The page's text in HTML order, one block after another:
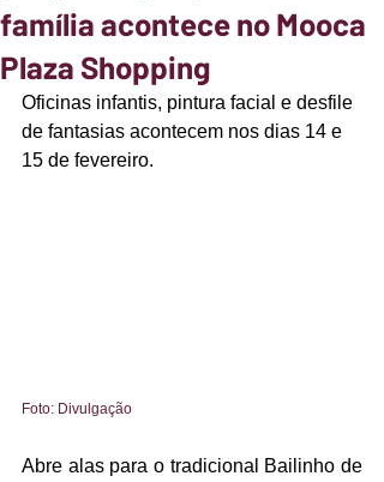
família acontece no Mooca
Plaza Shopping
Oficinas infantis, pintura facial e desfile
de fantasias acontecem nos dias 14 e
15 de fevereiro.
Foto: Divulgação
Abre alas para o tradicional Bailinho de